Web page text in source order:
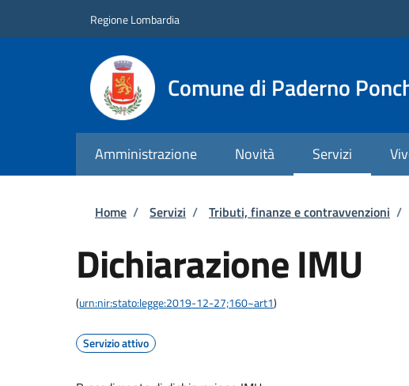
Regione Lombardia
Comune di Paderno
Amministrazione Novità Servizi
Briciole di pane
Home / Servizi / Tributi, finanze e contravvenzioni /
Dichiarazione IMU
(urn:nir:stato:legge:2019-12-27;160~art1)
Servizio attivo